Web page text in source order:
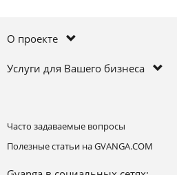
О проекте
Услуги для Вашего бизнеса
Часто задаваемые вопросы
Полезные статьи на GVANGA.COM